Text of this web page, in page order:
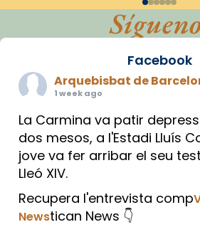
Facebook
Arquebisbat de
1 week ago
La Carmina va patir
dos mesos, a l'Estadi Lluís
jove va fer arribar el seu
Lleó XIV.
Recupera l'entrevista comp
Newstican News 👇